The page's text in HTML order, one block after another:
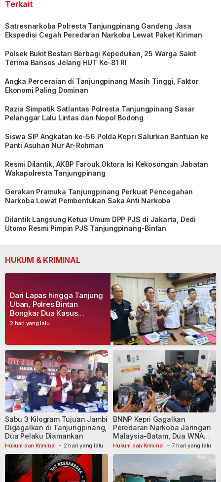
Terkait
Satresnarkoba Polresta Tanjungpinang Gandeng Jasa
Ekspedisi Cegah Peredaran Narkoba Lewat Paket Kiriman
Polsek Bukit Bestari Berbagi Kepedulian, 25 Warga Sakit
Terima Bansos Jelang HUT Ke-81 RI
Angka Perceraian di Tanjungpinang Masih Tinggi, Faktor
Ekonomi Paling Dominan
Razia Simpatik Satlantas Polresta Tanjungpinang Sasar
Pelanggar Lalu Lintas dan Nopol Bodong
Siswa SIP Angkatan ke-56 Polda Kepri Salurkan Bantuan ke
Panti Asuhan Nur Ar-Rohman
Resmi Dilantik, AKBP Farouk Oktora Isi Kekosongan Jabatan
Wakapolresta Tanjungpinang
Gerakan Pramuka Tanjungpinang Perkuat Pencegahan
Narkoba Lewat Pembentukan Saka Anti Narkoba
Dilantik Langsung Ketua Umum DPP PJS di Jakarta, Dedi
Utomo Resmi Pimpin PJS Tanjungpinang-Bintan
HUKUM & KRIMINAL
2 hari yang lalu
Dari Lapas hingga Tanjung
Uban, Polres Bintan
Bongkar Dua Kasus
Narkoba, Empat Tersangka
Hukum dan Kriminal - 2 hari yang lalu
Sabu 3 Kilogram Tujuan Jambi
Digagalkan di Tanjungpinang,
Dua Pelaku Diamankan
Hukum dan Kriminal - 7 hari yang lalu
BNNP Kepri Gagalkan
Peredaran Narkoba Jaringan
Malaysia-Batam, Dua WNA
Masih Diburu